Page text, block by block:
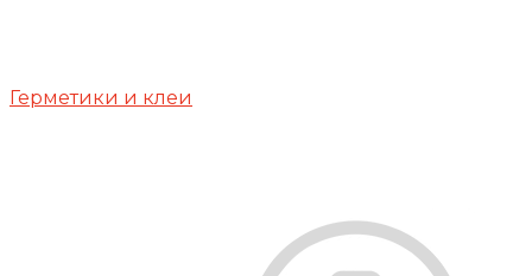
Герметики и клеи